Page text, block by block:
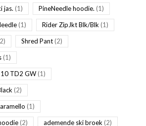
jas. (1) PineNeedle hoodie. (1)
(1) Rider ZipJkt Blk/Blk (1)
Shred Pant(2)
(1)
TD2 GW(1)
(2)
(1)
(2) ademende ski broek (2)